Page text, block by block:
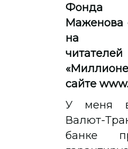
Фонда
Маженова
на
сайте
У меня
Валют-
банке